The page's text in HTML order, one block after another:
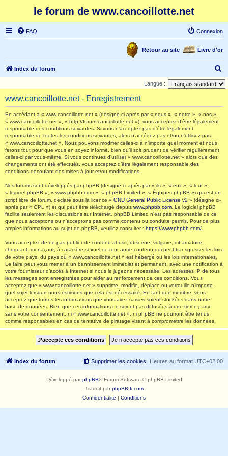
le forum de www.cancoillotte.net
FAQ Connexion
Livre d'or
Retour au site
Index du forum
e
Langue :
www.cancoillotte.net - Enregistrement
En accédant à « www.cancoillotte.net » (désigné ci-après par « nous », « notre », « nos »,
« www.cancoillotte.net », « http://forum.cancoillotte.net »), vous acceptez d’être légalement
responsable des conditions suivantes. Si vous n’acceptez pas d’être légalement
responsable de toutes les conditions suivantes, alors n’accédez pas et/ou n’utilisez pas
« www.cancoillotte.net ». Nous pouvons modifier celles-ci à n’importe quel moment et nous
ferons tout pour que vous en soyez informé, bien qu’il soit prudent de vérifier régulièrement
celles-ci par vous-même. Si vous continuez d’utiliser « www.cancoillotte.net » alors que des
changements ont été effectués, vous acceptez d’être légalement responsable des
conditions découlant des mises à jour et/ou modifications.
Nos forums sont développés par phpBB (désigné ci-après par « ils », « eux », « leur »,
« logiciel phpBB », « www.phpbb.com », « phpBB Limited », « Équipes phpBB ») qui est un
script libre de forum, déclaré sous la licence « GNU General Public License v2 » (désigné ci-
après par « GPL ») et qui peut être téléchargé depuis www.phpbb.com . Le logiciel phpBB
facilite seulement les discussions sur Internet. phpBB Limited n’est pas responsable de ce
que nous acceptons ou n’acceptons pas comme contenu ou conduite permis. Pour de plus
amples informations au sujet de phpBB, veuillez consulter : https://www.phpbb.com/
Vous acceptez de ne pas publier de contenu abusif, obscène, vulgaire, diffamatoire,
choquant, menaçant, à caractère sexuel ou tout autre contenu qui peut transgresser les lois
de votre pays, du pays où « www.cancoillotte.net » est hébergé ou les lois internationales.
Le faire peut vous mener à un bannissement immédiat et permanent, avec une notification à
votre fournisseur d’accès à Internet si nous le jugeons nécessaire. Les adresses IP de tous
les messages sont enregistrées pour aider au renforcement de ces conditions. Vous
acceptez que « www.cancoillotte.net » supprime, modifie, déplace ou verrouille n’importe
quel sujet lorsque nous estimons que cela est nécessaire. En tant que membre, vous
acceptez que toutes les informations que vous avez saisies soient stockées dans notre
base de données. Bien que ces informations ne soient pas diffusées à une tierce partie
sans votre consentement, ni « www.cancoillotte.net », ni phpBB ne pourront être tenus
comme responsables en cas de tentative de piratage visant à compromettre les données.
Index du forum Heures au format UTC+02:00
Supprimer les cookies
Développé parphpBB® Forum Software © phpBB Limited
Traduit parphpBB-fr.com
Confidentialité | Conditions